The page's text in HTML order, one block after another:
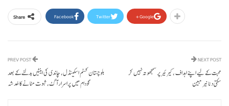
Share Facebook Twitter Google+
بلوچستان کسٹم اسکینڈل، چاندی کی اینٹیں بدلنے کے بعد
گودام میں پراسرار آگ، ثبوت مٹانے کا خدشہ
NEXT POST
محبت کے لیے اپنے اہداف ،کیرئیر پر سمجھوتہ نہیں کر
سکتی دنا نیر مبین